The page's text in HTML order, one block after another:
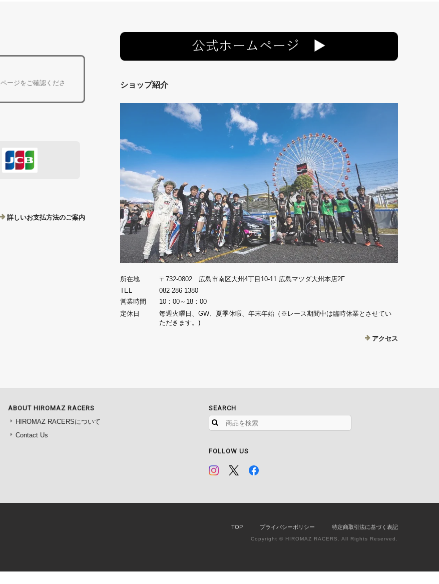
ージをご確認くださ
詳しいお支払方法のご案内
ショップ紹介
所在地
〒732-0802 広島市南区大州4丁目10-11 広島マツダ大州本店2F
TEL
082-286-1380
営業時間
10：00～18：00
定休日
毎週火曜日、GW、夏季休暇、年末年始（※レース期間中は臨時休業とさせてい
ただきます。)
アクセス
ABOUT HIROMAZ RACERS
HIROMAZ RACERSについて
Contact Us
SEARCH
FOLLOW US
TOP プライバシーポリシー 特定商取引法に基づく表記
Copyright © HIROMAZ RACERS. All Rights Reserved.